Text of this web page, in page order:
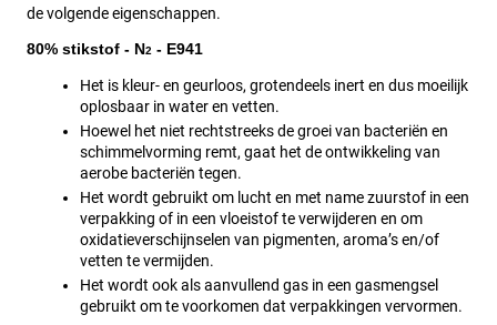
de volgende eigenschappen.
80% stikstof - N2 - E941
Het is kleur- en geurloos, grotendeels inert en dus moeilijk
oplosbaar in water en vetten.
Hoewel het niet rechtstreeks de groei van bacteriën en
schimmelvorming remt, gaat het de ontwikkeling van
aerobe bacteriën tegen.
Het wordt gebruikt om lucht en met name zuurstof in een
verpakking of in een vloeistof te verwijderen en om
oxidatieverschijnselen van pigmenten, aroma’s en/of
vetten te vermijden.
Het wordt ook als aanvullend gas in een gasmengsel
gebruikt om te voorkomen dat verpakkingen vervormen.